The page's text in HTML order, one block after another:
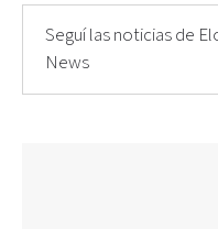
Seguí las noticias de
News